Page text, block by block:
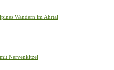
Wandern im Ahrtal
Nervenkitzel